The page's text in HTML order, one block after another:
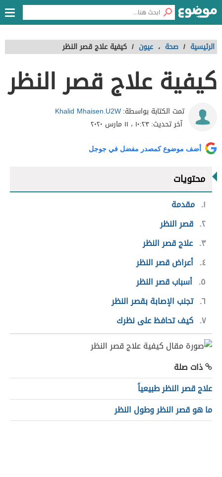
الرئيسية / صحة ، عيون / كيفية علاج قصر النظر
كيفية علاج قصر النظر
تمت الكتابة بواسطة:Khalid Mhaisen.U2W
آخر تحديث:١٠:٢٣ ، ١١ مارس ٢٠٢٠
أضف موضوع كمصدر مفضل في جوجل
محتويات
١ مقدمة
٢ قصر النظر
٣ علاج قصر النظر
٤ أعراض قصر النظر
٥ أسباب قصر النظر
٦ تجنب الإصابة بقصر النظر
٧ كيف تحافظ على نظرك
ذات صلة
علاج قصر النظر طبيعياً
ما هو قصر النظر وطول النظر